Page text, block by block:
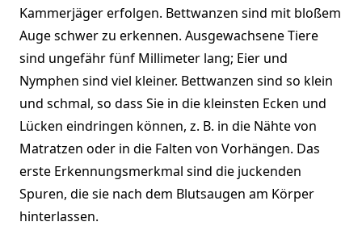
Kammerjäger erfolgen. Bettwanzen sind mit bloßem
Auge schwer zu erkennen. Ausgewachsene Tiere
sind ungefähr fünf Millimeter lang; Eier und
Nymphen sind viel kleiner. Bettwanzen sind so klein
und schmal, so dass Sie in die kleinsten Ecken und
Lücken eindringen können, z. B. in die Nähte von
Matratzen oder in die Falten von Vorhängen. Das
erste Erkennungsmerkmal sind die juckenden
Spuren, die sie nach dem Blutsaugen am Körper
hinterlassen.